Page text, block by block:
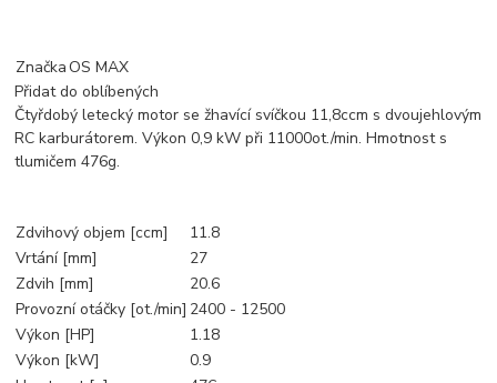
ZnačkaOS MAX
Přidat do oblíbených
Čtyřdobý letecký motor se žhavící svíčkou 11,8ccm s dvoujehlovým
RC karburátorem. Výkon 0,9 kW při 11000ot./min. Hmotnost s
tlumičem 476g.
Zdvihový objem [ccm]
11.8
Vrtání [mm]
27
Zdvih [mm]
20.6
Provozní otáčky [ot./min] 2400 - 12500
Výkon [HP]
1.18
Výkon [kW]
0.9